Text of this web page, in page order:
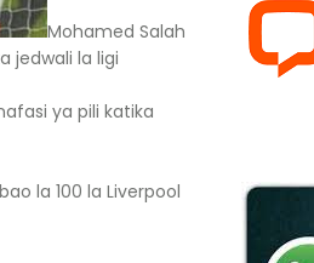
Mohamed Salah
jedwali la ligi
ya pili katika
la 100 la Liverpool